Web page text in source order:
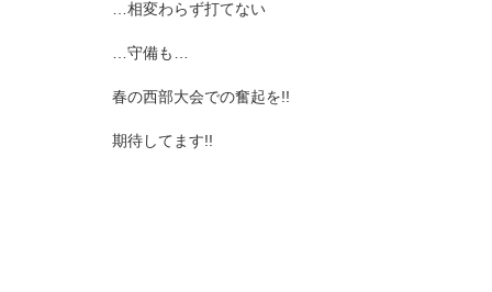
…相変わらず打てない
…守備も…
春の西部大会での奮起を!!
期待してます!!